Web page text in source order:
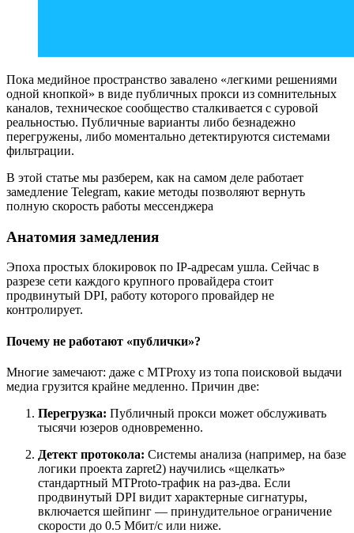
Пока медийное пространство завалено «легкими решениями
одной кнопкой» в виде публичных прокси из сомнительных
каналов, техническое сообщество сталкивается с суровой
реальностью. Публичные варианты либо безнадежно
перегружены, либо моментально детектируются системами
фильтрации.
В этой статье мы разберем, как на самом деле работает
замедление Telegram, какие методы позволяют вернуть
полную скорость работы мессенджера
Анатомия замедления
Эпоха простых блокировок по IP-адресам ушла. Сейчас в
разрезе сети каждого крупного провайдера стоит
продвинутый DPI, работу которого провайдер не
контролирует.
Почему не работают «публички»?
Многие замечают: даже с MTProxy из топа поисковой выдачи
медиа грузится крайне медленно. Причин две:
Перегрузка: Публичный прокси может обслуживать
тысячи юзеров одновременно.
Детект протокола: Системы анализа (например, на базе
логики проекта zapret2) научились «щелкать»
стандартный MTProto-трафик на раз-два. Если
продвинутый DPI видит характерные сигнатуры,
включается шейпинг — принудительное ограничение
скорости до 0.5 Мбит/с или ниже.